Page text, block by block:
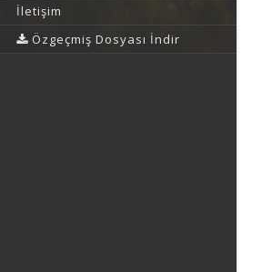
İletişim
Özgeçmiş Dosyası İndir